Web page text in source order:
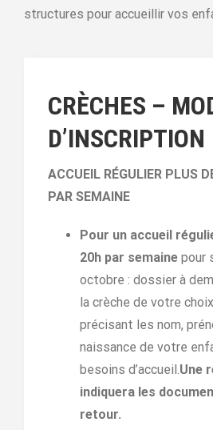
structures pour accueillir vos
CRÈCHES –
D’INSCRIPTION
ACCUEIL RÉGULIER PLUS
PAR SEMAINE
Pour un accueil
20h par semainepour
octobre : dossier à
la crèche de votre
précisant les nom,
naissance de votre
besoins d’accueil.Une
indiquera les
retour.